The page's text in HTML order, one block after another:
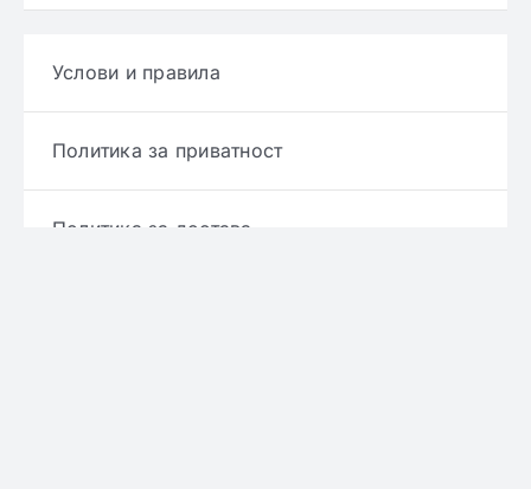
Услови и правила
Политика за приватност
Политика за достава